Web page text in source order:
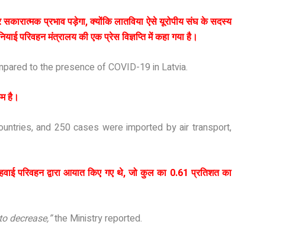
प्रभाव पड़ेगा, क्योंकि लातविया ऐसे यूरोपीय संघ के सदस्य
परिवहन मंत्रालय की एक प्रेस विज्ञप्ति में कहा गया है।
to the presence of COVID-19 in Latvia.
है।
and 250 cases were imported by air transport,
परिवहन द्वारा आयात किए गए थे, जो कुल का 0.61 प्रतिशत का
decrease,”the Ministry reported.